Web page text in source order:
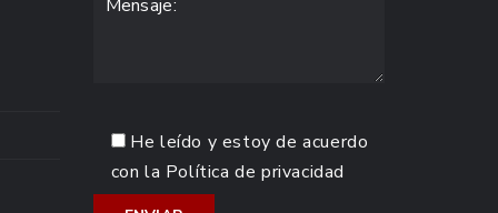
He leído y estoy de acuerdo
con la Política de privacidad